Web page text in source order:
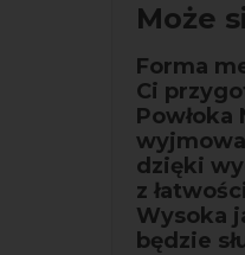
Może
Forma
Ci
dzięki
z
Wysoka
będzie